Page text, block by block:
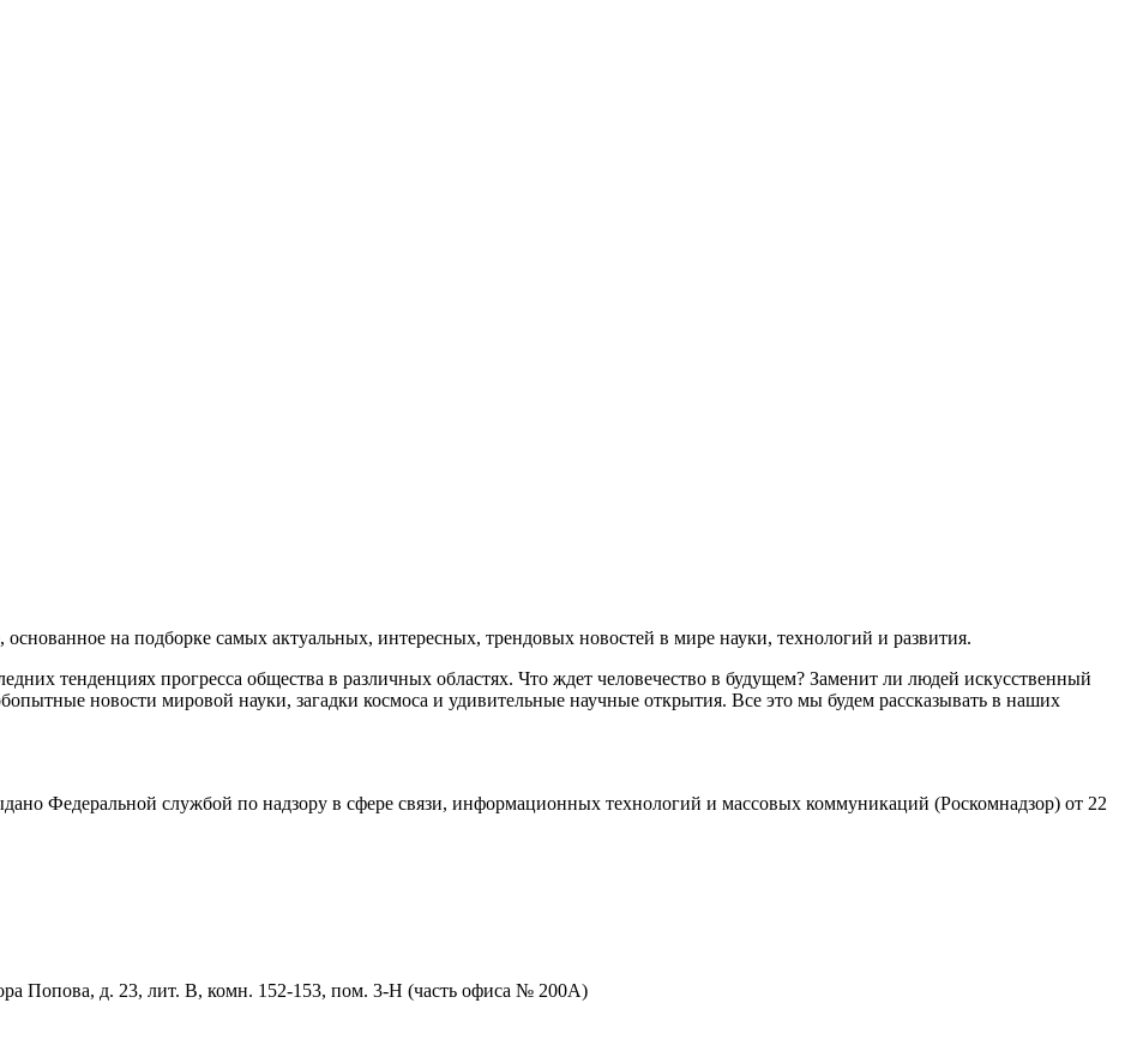
на подборке самых актуальных, интересных, трендовых новостей в мире науки, технологий и развития.
тенденциях прогресса общества в различных областях. Что ждет человечество в будущем? Заменит ли людей искусственный
новости мировой науки, загадки космоса и удивительные научные открытия. Все это мы будем рассказывать в наших
Федеральной службой по надзору в сфере связи, информационных технологий и массовых коммуникаций (Роскомнадзор) от 22
Попова, д. 23, лит. В, комн. 152-153, пом. 3-Н (часть офиса № 200А)